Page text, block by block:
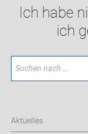
Ich habe
ich
Aktuelles